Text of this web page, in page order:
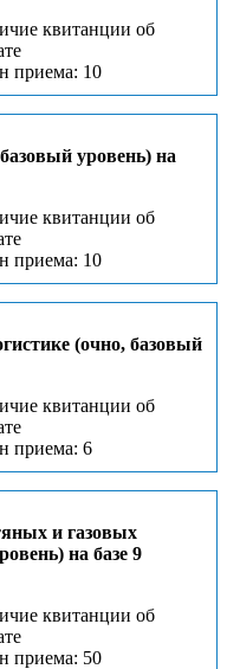
квитанции об
приема: 10
уровень) на
квитанции об
приема: 10
(очно, базовый
квитанции об
приема: 6
и газовых
на базе 9
квитанции об
приема: 50